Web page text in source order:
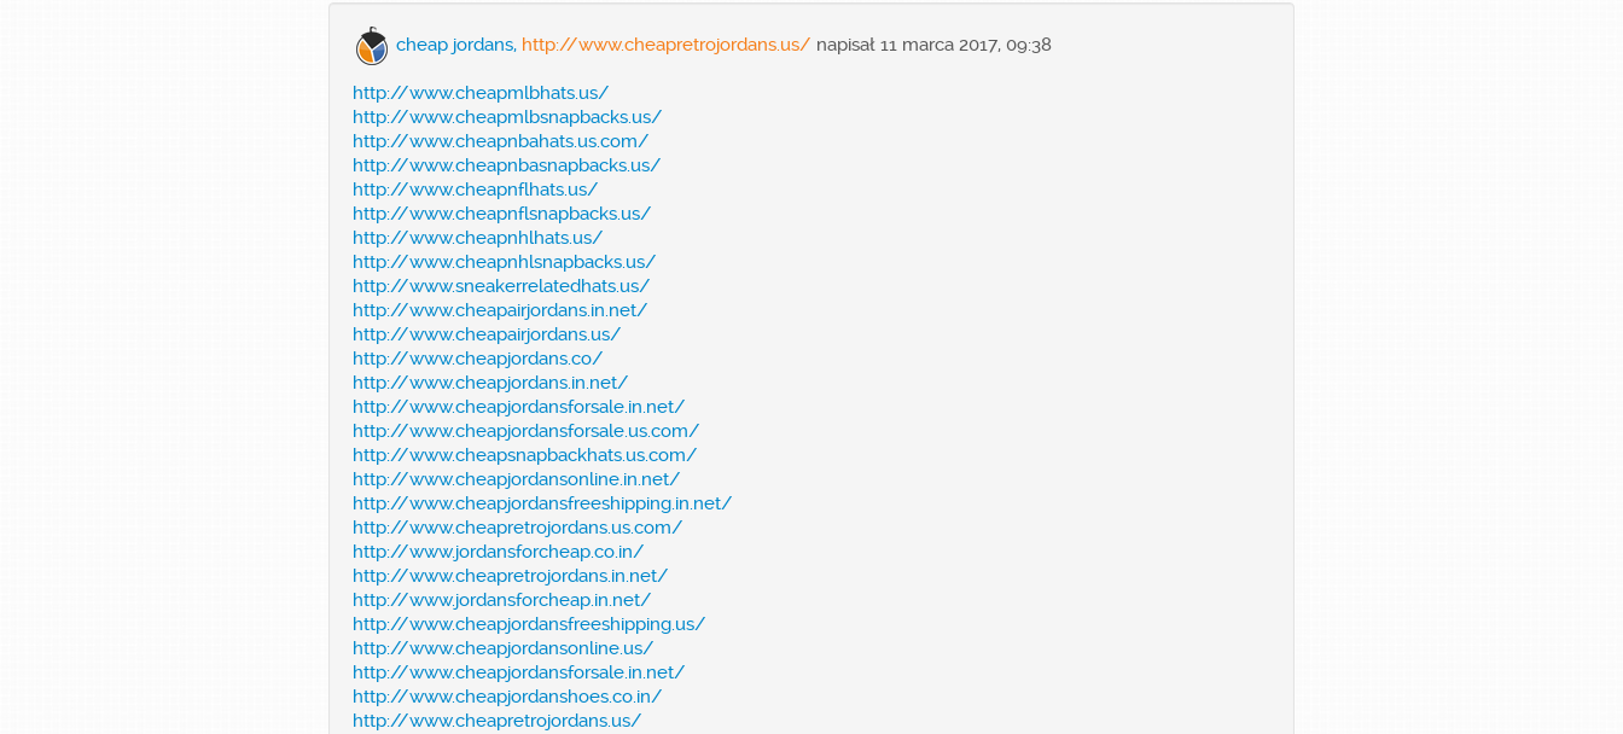
cheap jordans, http://www.cheapretrojordans.us/ napisał 11 marca 2017, 09:38
http://www.cheapmlbhats.us/
http://www.cheapmlbsnapbacks.us/
http://www.cheapnbahats.us.com/
http://www.cheapnbasnapbacks.us/
http://www.cheapnflhats.us/
http://www.cheapnflsnapbacks.us/
http://www.cheapnhlhats.us/
http://www.cheapnhlsnapbacks.us/
http://www.sneakerrelatedhats.us/
http://www.cheapairjordans.in.net/
http://www.cheapairjordans.us/
http://www.cheapjordans.co/
http://www.cheapjordans.in.net/
http://www.cheapjordansforsale.in.net/
http://www.cheapjordansforsale.us.com/
http://www.cheapsnapbackhats.us.com/
http://www.cheapjordansonline.in.net/
http://www.cheapjordansfreeshipping.in.net/
http://www.cheapretrojordans.us.com/
http://www.jordansforcheap.co.in/
http://www.cheapretrojordans.in.net/
http://www.jordansforcheap.in.net/
http://www.cheapjordansfreeshipping.us/
http://www.cheapjordansonline.us/
http://www.cheapjordansforsale.in.net/
http://www.cheapjordanshoes.co.in/
http://www.cheapretrojordans.us/